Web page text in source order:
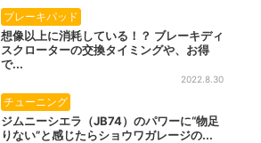
ブレーキパッド
想像以上に消耗している！？ ブレーキディ
スクローターの交換タイミングや、お得
で...
2022.8.30
チューニング
ジムニーシエラ（JB74）のパワーに“物足
りない”と感じたらショウワガレージの...